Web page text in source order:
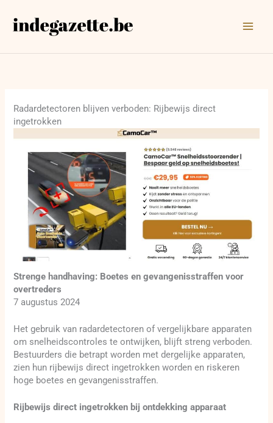
naar
Radardetectoren blijven verboden: Rijbewijs direct
ingetrokken
Strenge handhaving: Boetes en gevangenisstraffen voor
overtreders
7 augustus 2024
Het gebruik van radardetectoren of vergelijkbare apparaten
om snelheidscontroles te ontwijken, blijft streng verboden.
Bestuurders die betrapt worden met dergelijke apparaten,
zien hun rijbewijs direct ingetrokken worden en riskeren
hoge boetes en gevangenisstraffen.
Rijbewijs direct ingetrokken bij ontdekking apparaat